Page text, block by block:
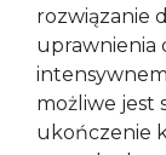
rozwiązanie
uprawnienia
możliwe jest
ukończenie